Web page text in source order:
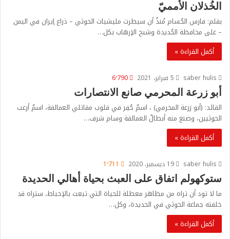
الخُذلان الأُمميّ
بقلم: فارس الحُسام مُنذُ أن سيطرت مليشيات الحوثي – ذراع إيران في اليمن
– على محافظة الحُديدة وشبح الإرهاب بكل…
أكمل القراءة »
saber hulis 5 فبراير، 2021
6٬790
أبو زرعة المحرمي صانع الانتصارات
القائد: (أبو زرعة المحرمي) ، اسمٌ حُفِر في قلوب مقاتلي العمالقة، اسمٌ أرعب
الحوثيين، وصنع منه أبطالُ العمالقة وسام شرف…
أكمل القراءة »
saber hulis 19 ديسمبر، 2020
1٬711
ستوكهولم اتفاق على العبث بحياة أهالي الحديدة
ما لا تود أن تراه من مظاهر معطلة للحياة التي تبعث بالإحباط، ستراه قد
خلفته جماعة الحوثي في الحديدة، وكل…
أكمل القراءة »